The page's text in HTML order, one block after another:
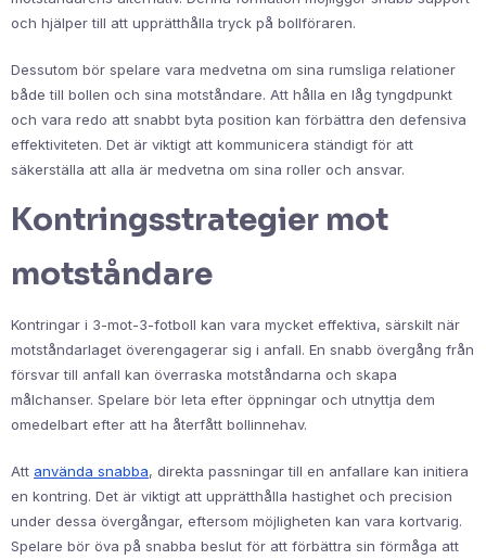
och hjälper till att upprätthålla tryck på bollföraren.
Dessutom bör spelare vara medvetna om sina rumsliga relationer
både till bollen och sina motståndare. Att hålla en låg tyngdpunkt
och vara redo att snabbt byta position kan förbättra den defensiva
effektiviteten. Det är viktigt att kommunicera ständigt för att
säkerställa att alla är medvetna om sina roller och ansvar.
Kontringsstrategier mot
motståndare
Kontringar i 3-mot-3-fotboll kan vara mycket effektiva, särskilt när
motståndarlaget överengagerar sig i anfall. En snabb övergång från
försvar till anfall kan överraska motståndarna och skapa
målchanser. Spelare bör leta efter öppningar och utnyttja dem
omedelbart efter att ha återfått bollinnehav.
Att använda snabba, direkta passningar till en anfallare kan initiera
en kontring. Det är viktigt att upprätthålla hastighet och precision
under dessa övergångar, eftersom möjligheten kan vara kortvarig.
Spelare bör öva på snabba beslut för att förbättra sin förmåga att